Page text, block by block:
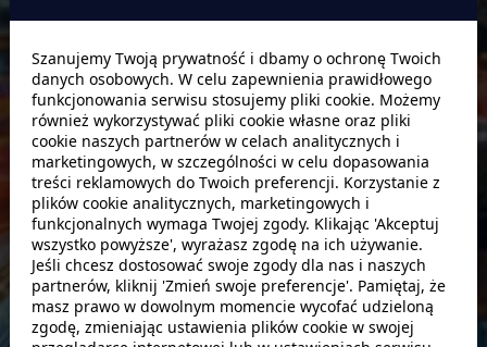
Data odbioru Godzina
Data zwrotu Godzina
Szukaj
zwróć w innym miejscu
Szanujemy Twoją prywatność i dbamy o ochronę Twoich
danych osobowych. W celu zapewnienia prawidłowego
funkcjonowania serwisu stosujemy pliki cookie. Możemy
również wykorzystywać pliki cookie własne oraz pliki
cookie naszych partnerów w celach analitycznych i
marketingowych, w szczególności w celu dopasowania
treści reklamowych do Twoich preferencji. Korzystanie z
plików cookie analitycznych, marketingowych i
funkcjonalnych wymaga Twojej zgody. Klikając 'Akceptuj
wszystko powyższe', wyrażasz zgodę na ich używanie.
Jeśli chcesz dostosować swoje zgody dla nas i naszych
partnerów, kliknij 'Zmień swoje preferencje'. Pamiętaj, że
masz prawo w dowolnym momencie wycofać udzieloną
zgodę, zmieniając ustawienia plików cookie w swojej